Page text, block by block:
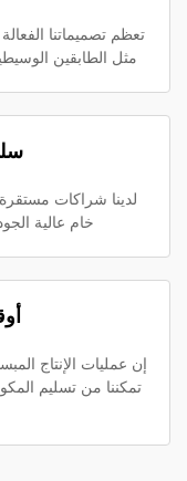
تعظم تصميماتنا
مثل الطابقين
لدينا شراكات
خام عالية
إن عمليات الإنتاج
تمكننا من تسليم